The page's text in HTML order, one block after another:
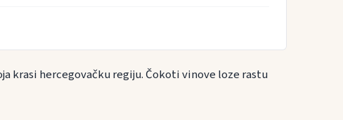
krasi hercegovačku regiju. Čokoti vinove loze rastu